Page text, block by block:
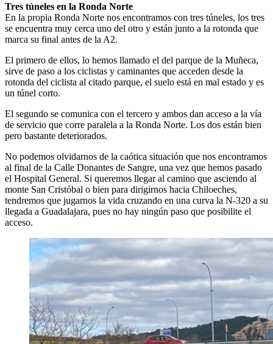
Tres túneles en la Ronda Norte
En la propia Ronda Norte nos encontramos con tres túneles, los tres
se encuentra muy cerca uno del otro y están junto a la rotonda que
marca su final antes de la A2.
El primero de ellos, lo hemos llamado el del parque de la Muñeca,
sirve de paso a los ciclistas y caminantes que acceden desde la
rotonda del ciclista al citado parque, el suelo está en mal estado y es
un túnel corto.
El segundo se comunica con el tercero y ambos dan acceso a la vía
de servicio que corre paralela a la Ronda Norte. Los dos están bien
pero bastante deteriorados.
No podemos olvidarnos de la caótica situación que nos encontramos
al final de la Calle Donantes de Sangre, una vez que hemos pasado
el Hospital General. Si queremos llegar al camino que asciendo al
monte San Cristóbal o bien para dirigirnos hacia Chiloeches,
tendremos que jugarnos la vida cruzando en una curva la N-320 a su
llegada a Guadalajara, pues no hay ningún paso que posibilite el
acceso.